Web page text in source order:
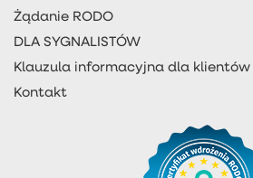
Żądanie RODO
DLA SYGNALISTÓW
Klauzula informacyjna dla klientów
Kontakt